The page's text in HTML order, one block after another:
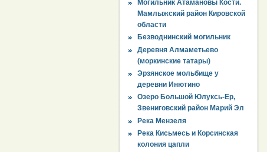
Могильник Атамановы Кости.
Мамлыжский район Кировской
области
Безводнинский могильник
Деревня Алмаметьево
(моркинские татары)
Эрзянское мольбище у
деревни Инютино
Озеро Большой Юлуксь-Ер,
Звениговский район Марий Эл
Река Мензеля
Река Кисьмесь и Корсинская
колония цапли